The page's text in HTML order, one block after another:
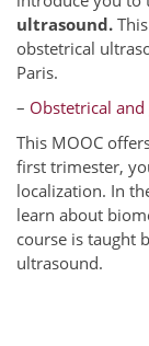
ultrasound.
obstetrical
Paris.
– Obstetrical
This MOOC
first trimester,
localization. In
learn about
course is taught
ultrasound.